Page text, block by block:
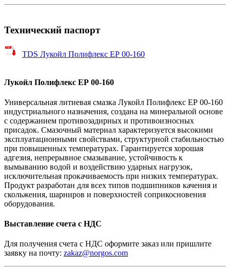
Технический паспорт
TDS Лукойл Полифлекс ЕР 00-160
Лукойл Полифлекс ЕР 00-160
Универсальная литиевая смазка Лукойл Полифлекс ЕР 00-160
индустриального назначения, создана на минеральной основе
с содержанием противозадирных и противоизносных
присадок. Смазочный материал характеризуется высокими
эксплуатационными свойствами, структурной стабильностью
при повышенных температурах. Гарантируется хорошая
адгезия, непрерывное смазывание, устойчивость к
вымыванию водой и воздействию ударных нагрузок,
исключительная прокачиваемость при низких температурах.
Продукт разработан для всех типов подшипников качения и
скольжения, шарниров и поверхностей соприкосновения
оборудования.
Выставление счета с НДС
Для получения счета с НДС оформите заказ или пришлите
заявку на почту: zakaz@norgos.com